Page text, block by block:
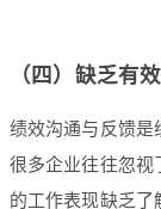
（四）缺乏有
绩效沟通与反馈是
很多企业往往忽视
的工作表现缺乏了